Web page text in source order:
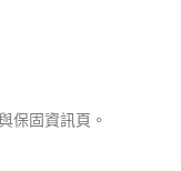
保固資訊頁。